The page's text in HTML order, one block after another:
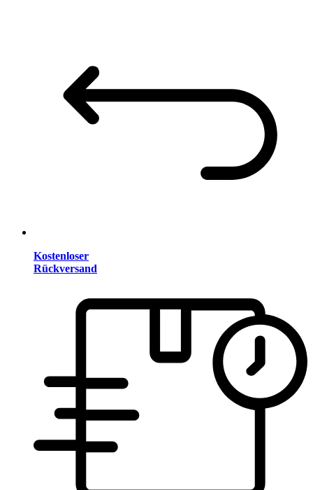
Kostenloser
Rückversand